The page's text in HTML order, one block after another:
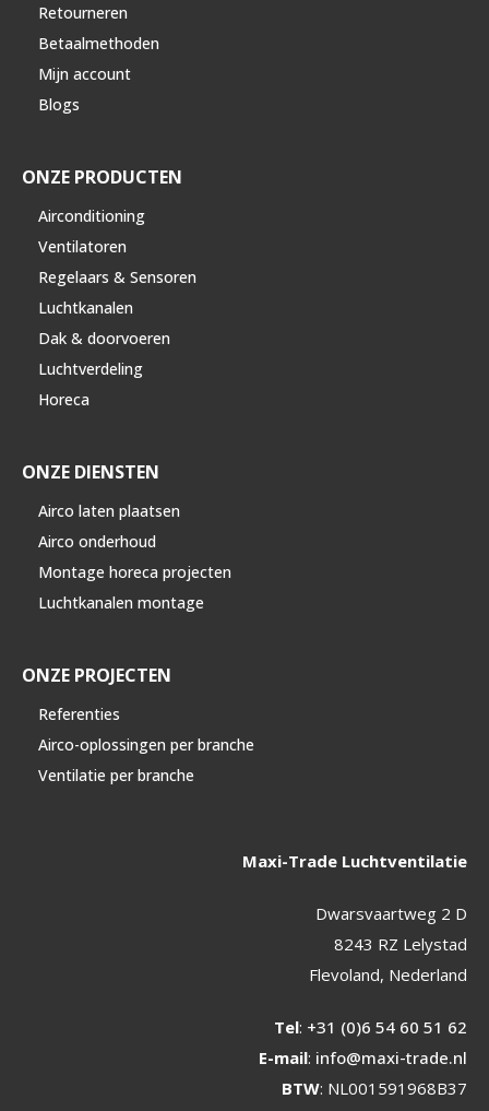
Retourneren
Betaalmethoden
Mijn account
Blogs
ONZE PRODUCTEN
Airconditioning
Ventilatoren
Regelaars & Sensoren
Luchtkanalen
Dak & doorvoeren
Luchtverdeling
Horeca
ONZE DIENSTEN
Airco laten plaatsen
Airco onderhoud
Montage horeca projecten
Luchtkanalen montage
ONZE PROJECTEN
Referenties
Airco-oplossingen per branche
Ventilatie per branche
Maxi-Trade Luchtventilatie
Dwarsvaartweg 2 D
8243 RZ Lelystad
Flevoland, Nederland
Tel: +31 (0)6 54 60 51 62
E-mail: info@maxi-trade.nl
BTW: NL001591968B37